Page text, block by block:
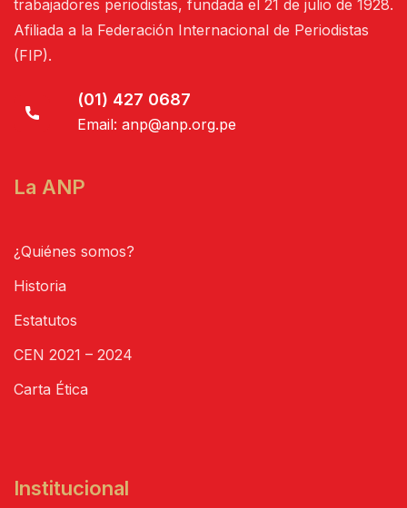
trabajadores periodistas, fundada el 21 de julio de 1928.
Afiliada a la Federación Internacional de Periodistas
(FIP).
(01) 427 0687
Email: anp@anp.org.pe
La ANP
¿Quiénes somos?
Historia
Estatutos
CEN 2021 – 2024
Carta Ética
Institucional